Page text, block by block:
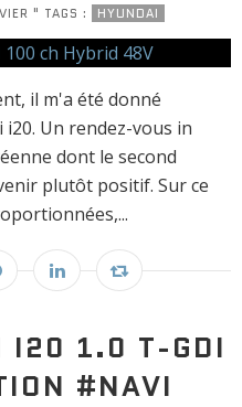
" TAGS : HYUNDAI
il m'a été donné
Un rendez-vous in
dont le second
plutôt positif. Sur ce
I20 1.0 T-GDI
#NAVI